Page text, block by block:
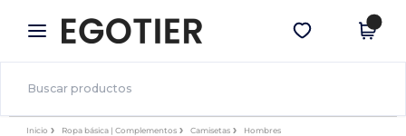
× App de Egotier
¡Mejores precios en app!
Descargar app
Inicio Ropa básica | Complementos Camisetas Hombres